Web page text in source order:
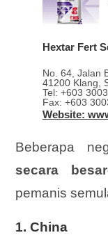
Hextar Fert
No. 64, Jalan
41200 Klang,
Tel: +603
Fax: +603
Website:
Beberapa
secara
pemanis
1.China